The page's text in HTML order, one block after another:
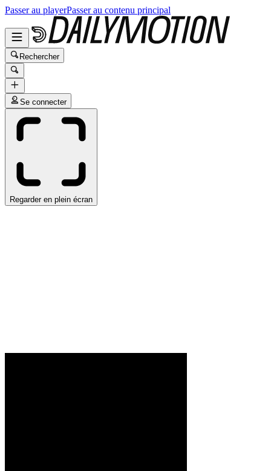
Passer au playerPasser au contenu principal
Rechercher
Se connecter
Regarder en plein écran